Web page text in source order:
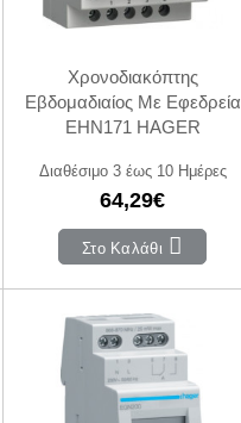
Χρονοδιακόπτης
Εβδομαδιαίος Με Εφεδρεία
EHN171 HAGER
Διαθέσιμο 3 έως 10 Ημέρες
64,29€
Στο Καλάθι